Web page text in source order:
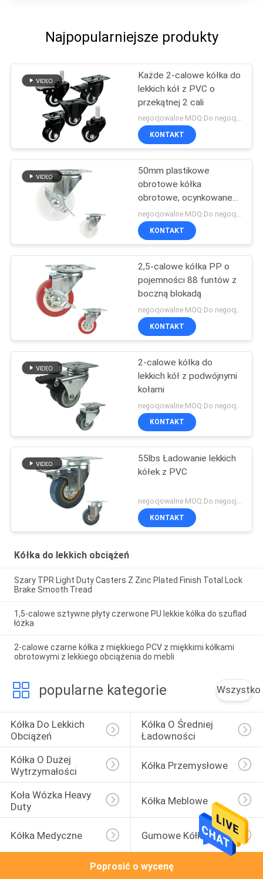
Najpopularniejsze produkty
Każde 2-calowe kółka do
lekkich kół z PVC o
przekątnej 2 cali
negocjowalne MOQ:Do negocjacji
KONTAKT
50mm plastikowe
obrotowe kółka
obrotowe, ocynkowane
kółka z litego kółka
KONTAKT
2,5-calowe kółka PP o
pojemności 88 funtów z
boczną blokadą
KONTAKT
2-calowe kółka do
lekkich kół z podwójnymi
kołami
KONTAKT
55lbs Ładowanie lekkich
kółek z PVC
negocjowalne MOQ:Do negocjacji
KONTAKT
Kółka do lekkich obciążeń
Szary TPR Light Duty Casters Z Zinc Plated Finish Total Lock
Brake Smooth Tread
1,5-calowe sztywne płyty czerwone PU lekkie kółka do szuflad
łóżka
2-calowe czarne kółka z miękkiego PCV z miękkimi kółkami
obrotowymi z lekkiego obciążenia do mebli
popularne kategorie Wszystko
Kółka Do Lekkich
Obciążeń
Kółka O Średniej
Ładowności
Kółka O Dużej
Wytrzymałości
Kółka Przemysłowe
Koła Wózka Heavy
Duty
Kółka Meblowe
Kółka Medyczne Gumowe Kółka
Poprosić o wycenę